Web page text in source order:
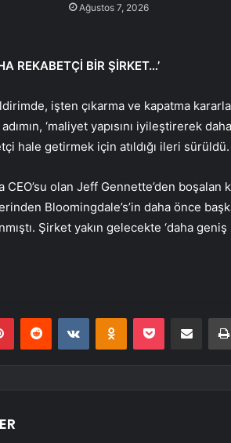
Ağustos 7, 2026
REKABETÇİ BİR ŞİRKET…’
işten çıkarma ve kapatma
‘maliyet yapısını iyileştirerek
hale getirmek için atıldığı ileri sürüldü. -
CEO’su olan Jeff Gennette’den
Bloomingdale’s’in daha önce
Şirket yakın gelecekte ‘daha
PinterestReddit VKontakteOdnoklassniki
Pocket E-Posta ile paylaş